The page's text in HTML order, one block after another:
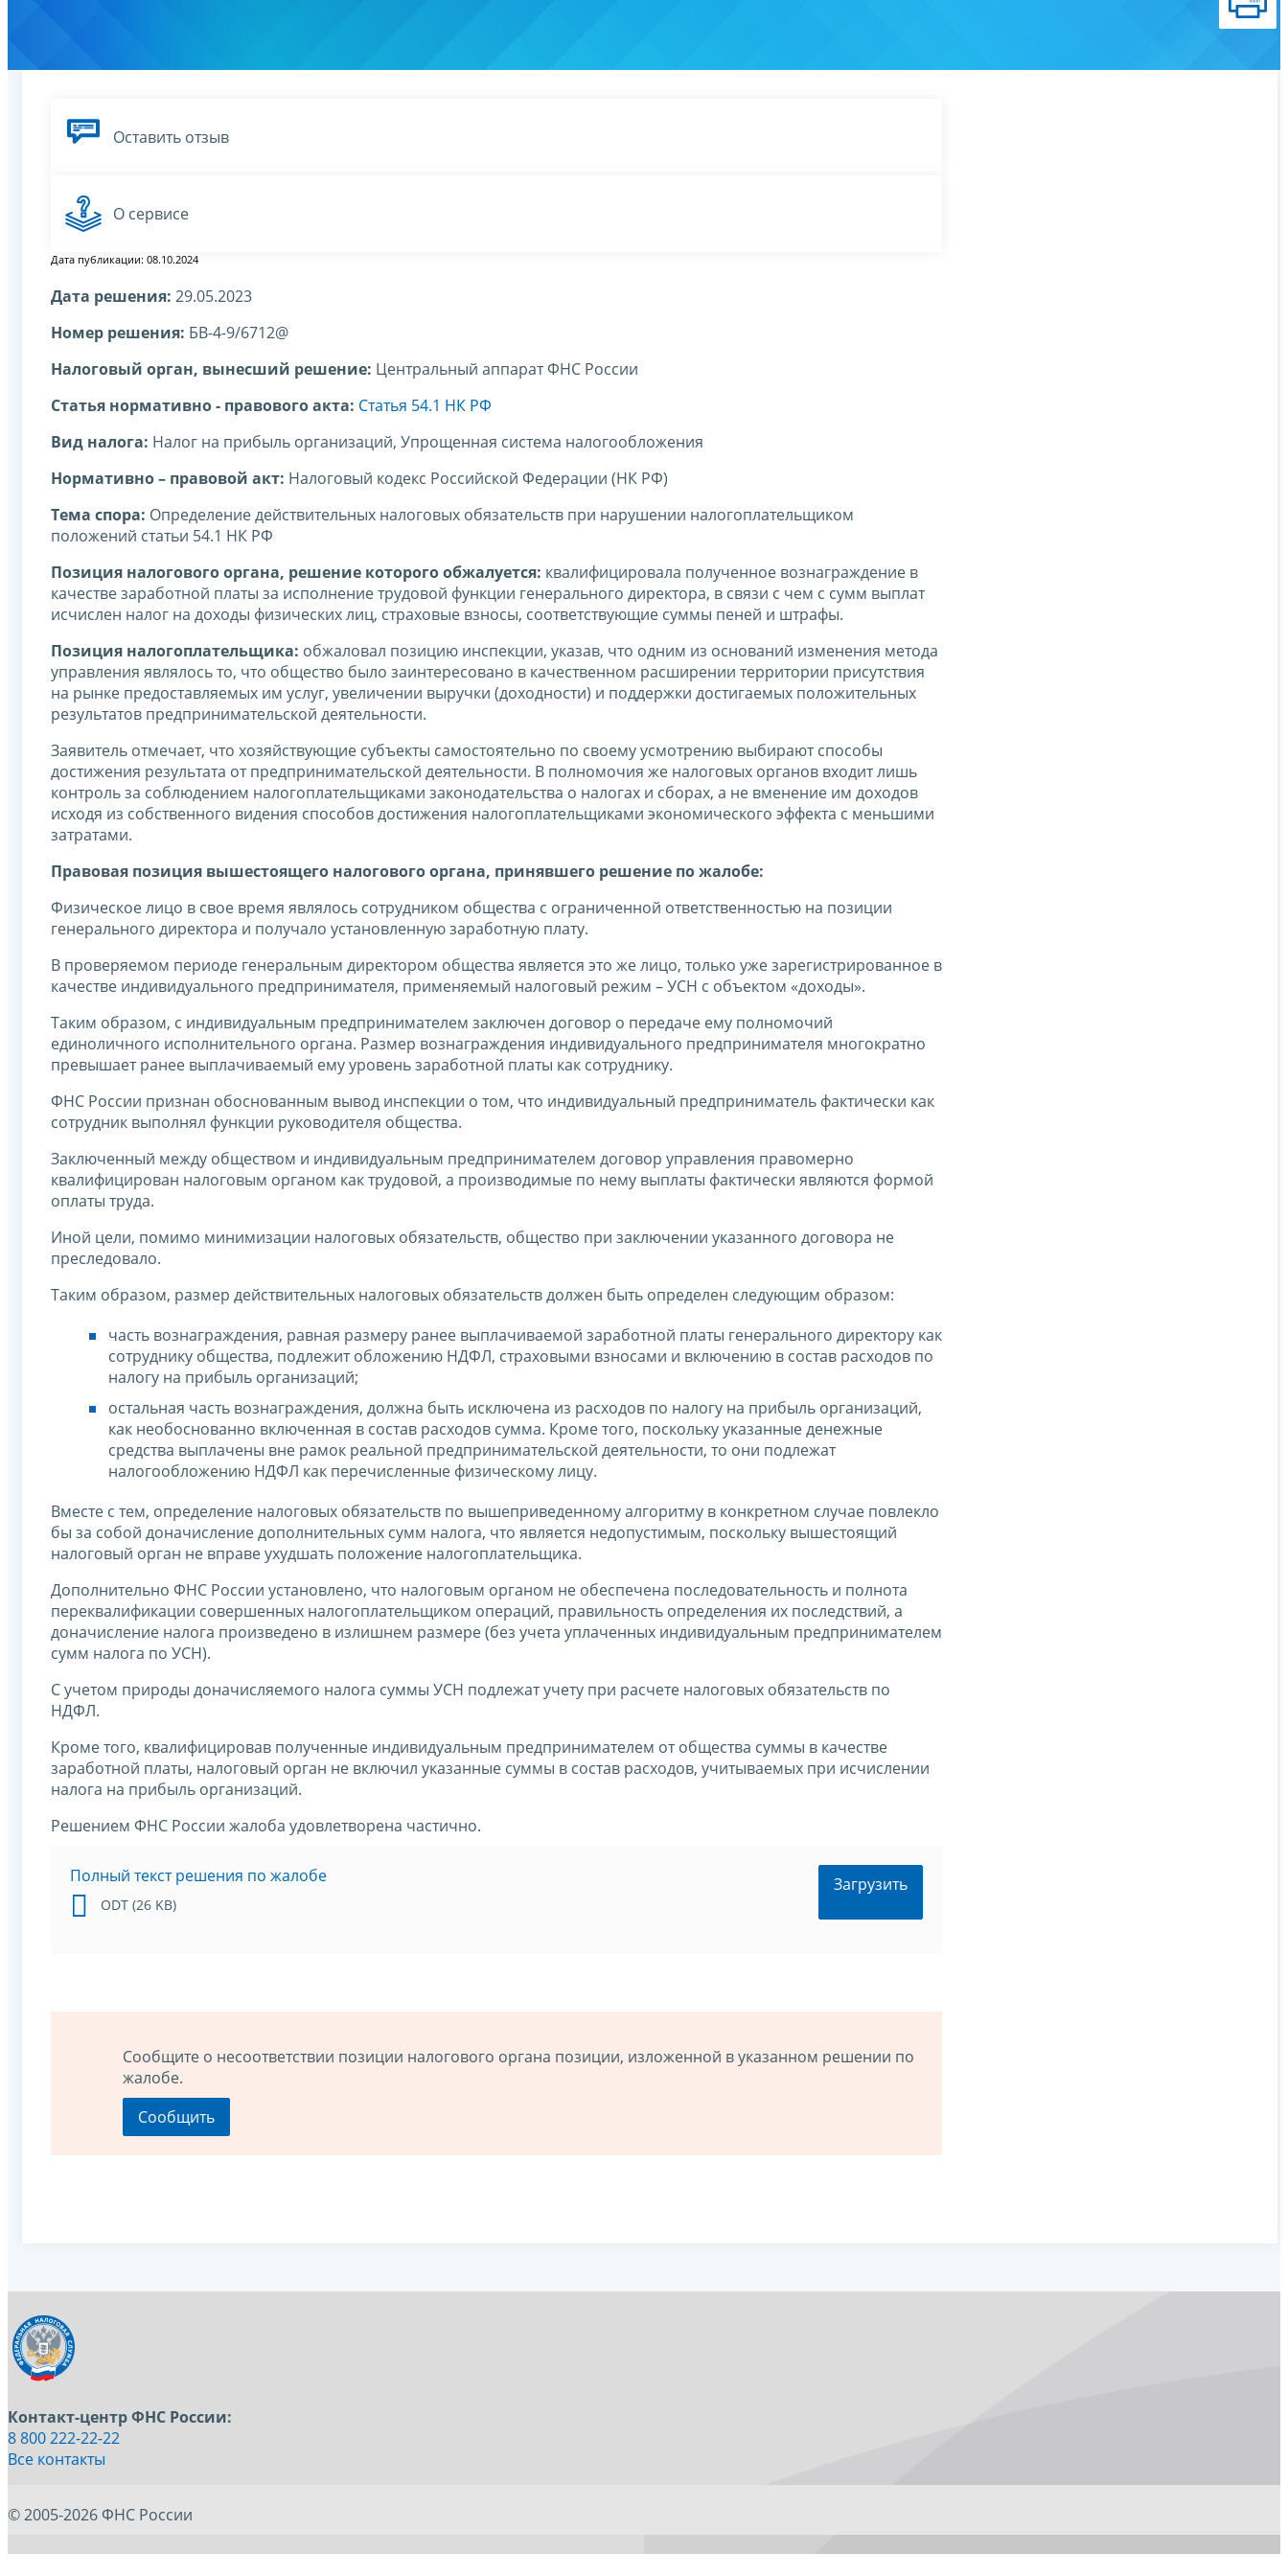
Оставить отзыв
О сервисе
Дата публикации: 08.10.2024
Дата решения: 29.05.2023
Номер решения: БВ-4-9/6712@
Налоговый орган, вынесший решение: Центральный аппарат ФНС России
Статья нормативно - правового акта: Статья 54.1 НК РФ
Вид налога: Налог на прибыль организаций, Упрощенная система налогообложения
Нормативно – правовой акт: Налоговый кодекс Российской Федерации (НК РФ)
Тема спора: Определение действительных налоговых обязательств при нарушении налогоплательщиком
положений статьи 54.1 НК РФ
Позиция налогового органа, решение которого обжалуется: квалифицировала полученное вознаграждение в
качестве заработной платы за исполнение трудовой функции генерального директора, в связи с чем с сумм выплат
исчислен налог на доходы физических лиц, страховые взносы, соответствующие суммы пеней и штрафы.
Позиция налогоплательщика: обжаловал позицию инспекции, указав, что одним из оснований изменения метода
управления являлось то, что общество было заинтересовано в качественном расширении территории присутствия
на рынке предоставляемых им услуг, увеличении выручки (доходности) и поддержки достигаемых положительных
результатов предпринимательской деятельности.
Заявитель отмечает, что хозяйствующие субъекты самостоятельно по своему усмотрению выбирают способы
достижения результата от предпринимательской деятельности. В полномочия же налоговых органов входит лишь
контроль за соблюдением налогоплательщиками законодательства о налогах и сборах, а не вменение им доходов
исходя из собственного видения способов достижения налогоплательщиками экономического эффекта с меньшими
затратами.
Правовая позиция вышестоящего налогового органа, принявшего решение по жалобе:
Физическое лицо в свое время являлось сотрудником общества с ограниченной ответственностью на позиции
генерального директора и получало установленную заработную плату.
В проверяемом периоде генеральным директором общества является это же лицо, только уже зарегистрированное в
качестве индивидуального предпринимателя, применяемый налоговый режим – УСН с объектом «доходы».
Таким образом, с индивидуальным предпринимателем заключен договор о передаче ему полномочий
единоличного исполнительного органа. Размер вознаграждения индивидуального предпринимателя многократно
превышает ранее выплачиваемый ему уровень заработной платы как сотруднику.
ФНС России признан обоснованным вывод инспекции о том, что индивидуальный предприниматель фактически как
сотрудник выполнял функции руководителя общества.
Заключенный между обществом и индивидуальным предпринимателем договор управления правомерно
квалифицирован налоговым органом как трудовой, а производимые по нему выплаты фактически являются формой
оплаты труда.
Иной цели, помимо минимизации налоговых обязательств, общество при заключении указанного договора не
преследовало.
Таким образом, размер действительных налоговых обязательств должен быть определен следующим образом:
часть вознаграждения, равная размеру ранее выплачиваемой заработной платы генерального директору как
сотруднику общества, подлежит обложению НДФЛ, страховыми взносами и включению в состав расходов по
налогу на прибыль организаций;
остальная часть вознаграждения, должна быть исключена из расходов по налогу на прибыль организаций,
как необоснованно включенная в состав расходов сумма. Кроме того, поскольку указанные денежные
средства выплачены вне рамок реальной предпринимательской деятельности, то они подлежат
налогообложению НДФЛ как перечисленные физическому лицу.
Вместе с тем, определение налоговых обязательств по вышеприведенному алгоритму в конкретном случае повлекло
бы за собой доначисление дополнительных сумм налога, что является недопустимым, поскольку вышестоящий
налоговый орган не вправе ухудшать положение налогоплательщика.
Дополнительно ФНС России установлено, что налоговым органом не обеспечена последовательность и полнота
переквалификации совершенных налогоплательщиком операций, правильность определения их последствий, а
доначисление налога произведено в излишнем размере (без учета уплаченных индивидуальным предпринимателем
сумм налога по УСН).
С учетом природы доначисляемого налога суммы УСН подлежат учету при расчете налоговых обязательств по
НДФЛ.
Кроме того, квалифицировав полученные индивидуальным предпринимателем от общества суммы в качестве
заработной платы, налоговый орган не включил указанные суммы в состав расходов, учитываемых при исчислении
налога на прибыль организаций.
Решением ФНС России жалоба удовлетворена частично.
Полный текст решения по жалобе
ODT (26 KB)
Загрузить
Сообщите о несоответствии позиции налогового органа позиции, изложенной в указанном решении по
жалобе.
Контакт-центр ФНС России:
8 800 222-22-22
Все контакты
© 2005-2026 ФНС России